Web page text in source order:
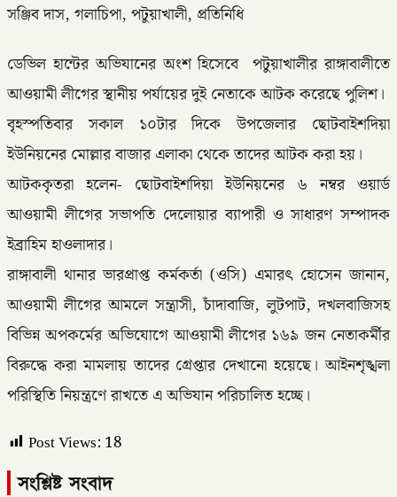
সঞ্জিব দাস, গলাচিপা, পটুয়াখালী, প্রতিনিধি
ডেভিল হান্টের অভিযানের অংশ হিসেবে পটুয়াখালীর রাঙ্গাবালীতে
আওয়ামী লীগের স্থানীয় পর্যায়ের দুই নেতাকে আটক করেছে পুলিশ।
বৃহস্পতিবার সকাল ১০টার দিকে উপজেলার ছোটবাইশদিয়া
ইউনিয়নের মোল্লার বাজার এলাকা থেকে তাদের আটক করা হয়।
আটককৃতরা হলেন- ছোটবাইশদিয়া ইউনিয়নের ৬ নম্বর ওয়ার্ড
আওয়ামী লীগের সভাপতি দেলোয়ার ব্যাপারী ও সাধারণ সম্পাদক
ইব্রাহিম হাওলাদার।
রাঙ্গাবালী থানার ভারপ্রাপ্ত কর্মকর্তা (ওসি) এমারৎ হোসেন জানান,
আওয়ামী লীগের আমলে সন্ত্রাসী, চাঁদাবাজি, লুটপাট, দখলবাজিসহ
বিভিন্ন অপকর্মের অভিযোগে আওয়ামী লীগের ১৬৯ জন নেতাকর্মীর
বিরুদ্ধে করা মামলায় তাদের গ্রেপ্তার দেখানো হয়েছে। আইনশৃঙ্খলা
পরিস্থিতি নিয়ন্ত্রণে রাখতে এ অভিযান পরিচালিত হচ্ছে।
Post Views: 18
সংশ্লিষ্ট সংবাদ